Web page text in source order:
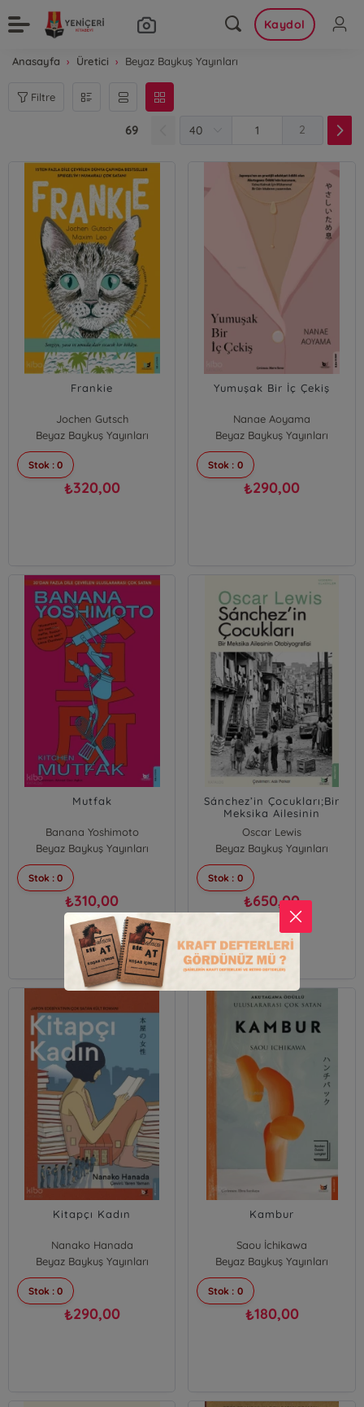
Kaydol
Anasayfa Üretici Beyaz Baykuş Yayınları
Filtre
69 2
Frankie
Jochen Gutsch
Maxim Leo
Beyaz Baykuş Yayınları
Stok : 0
₺320,00
Yumuşak Bir İç Çekiş
Nanae Aoyama
Beyaz Baykuş Yayınları
Stok : 0
₺290,00
Mutfak
Banana Yoshimoto
Beyaz Baykuş Yayınları
Stok : 0
₺310,00
Sánchez’in Çocukları;Bir
Meksika Ailesinin
Oscar Lewis
Beyaz Baykuş Yayınları
Stok : 0
₺650,00
Kitapçı Kadın
Nanako Hanada
Beyaz Baykuş Yayınları
Stok : 0
₺290,00
Kambur
Saou İchikawa
Beyaz Baykuş Yayınları
Stok : 0
₺180,00